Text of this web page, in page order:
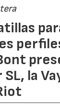
SL, la